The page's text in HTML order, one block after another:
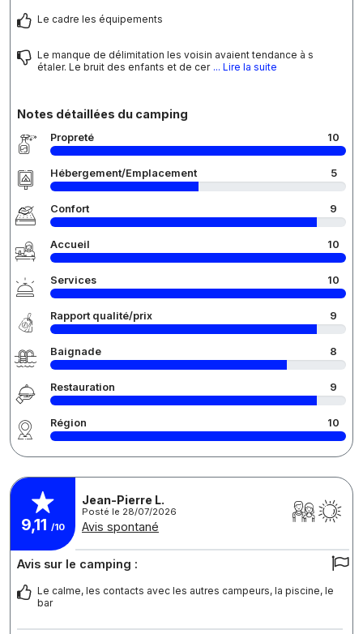
Le cadre les équipements
Le manque de délimitation les voisin avaient tendance à s
étaler. Le bruit des enfants et de cer ... Lire la suite
Notes détaillées du camping
Propreté 10
Hébergement/Emplacement 5
Confort 9
Accueil 10
Services 10
Rapport qualité/prix 9
Baignade 8
Restauration 9
Région 10
9,11 /10
Jean-Pierre L.
Posté le 28/07/2026
Avis spontané
Avis sur le camping :
Le calme, les contacts avec les autres campeurs, la piscine, le
bar